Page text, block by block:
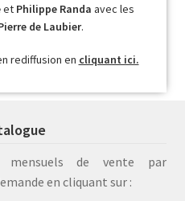
et Philippe Randa avec les
de Laubier.
rediffusion en cliquant ici.
mensuels de vente par
en cliquant sur :